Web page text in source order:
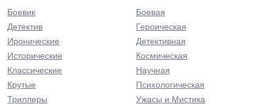
Боевик
Детектив
Иронические
Исторические
Классические
Крутые
Триллеры
Боевая
Героическая
Детективная
Космическая
Научная
Психологическая
Ужасы и Мистика